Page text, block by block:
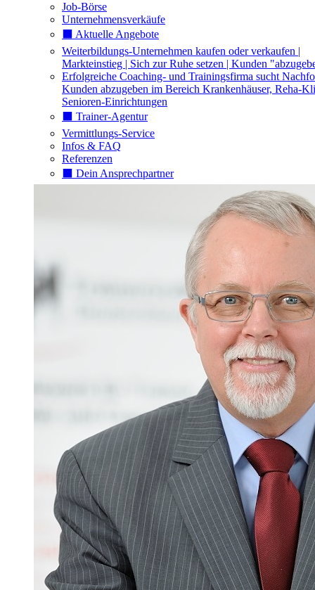
Job-Börse
Unternehmensverkäufe
⬛️ Aktuelle Angebote
Weiterbildungs-Unternehmen kaufen oder verkaufen |
Markteinstieg | Sich zur Ruhe setzen | Kunden
Erfolgreiche Coaching- und Trainingsfirma sucht
Kunden abzugeben im Bereich Krankenhäuser, Reha-
Senioren-Einrichtungen
⬛️ Trainer-Agentur
Vermittlungs-Service
Infos & FAQ
Referenzen
⬛️ Dein Ansprechpartner